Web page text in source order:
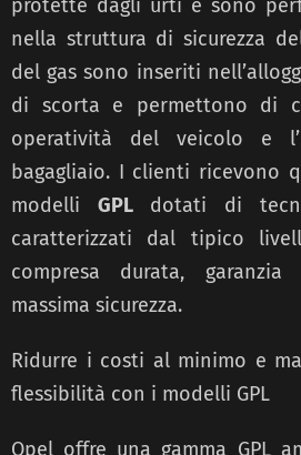
protette dagli urti e sono
nella struttura di sicurezza
del gas sono inseriti
di scorta e permettono di
operatività del veicolo e
bagagliaio. I clienti ricevono
modelli GPLdotati di
caratterizzati dal tipico
compresa durata,
massima sicurezza.
Ridurre i costi al minimo e
flessibilità con i modelli GPL
Opel offre una gamma GPL